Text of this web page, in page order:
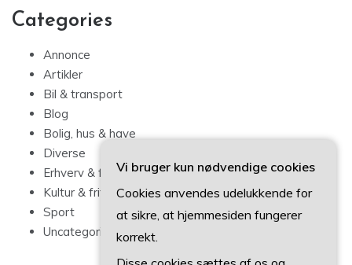
Categories
Annonce
Artikler
Bil & transport
Blog
Bolig, hus & have
Diverse
Erhverv & forbrug
Kultur & fritid
Sport
Uncategorized
Vi bruger kun nødvendige cookies
Cookies anvendes udelukkende for
at sikre, at hjemmesiden fungerer
korrekt.